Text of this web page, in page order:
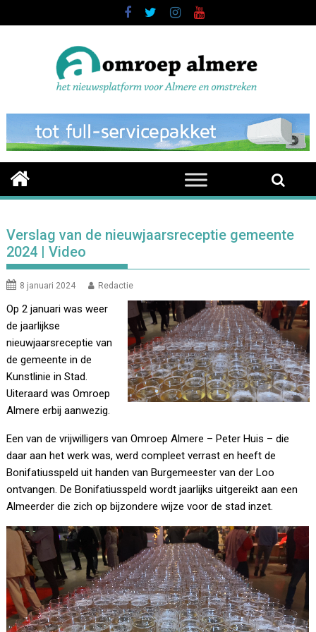
to
Verslag van de nieuwjaarsreceptie gemeente
2024 | Video
8 januari 2024 Redactie
Op 2 januari was weer
de jaarlijkse
nieuwjaarsreceptie van
de gemeente in de
Kunstlinie in Stad.
Uiteraard was Omroep
Almere erbij aanwezig.
Een van de vrijwilligers van Omroep Almere – Peter Huis – die
daar aan het werk was, werd compleet verrast en heeft de
Bonifatiusspeld uit handen van Burgemeester van der Loo
ontvangen. De Bonifatiusspeld wordt jaarlijks uitgereikt aan een
Almeerder die zich op bijzondere wijze voor de stad inzet.